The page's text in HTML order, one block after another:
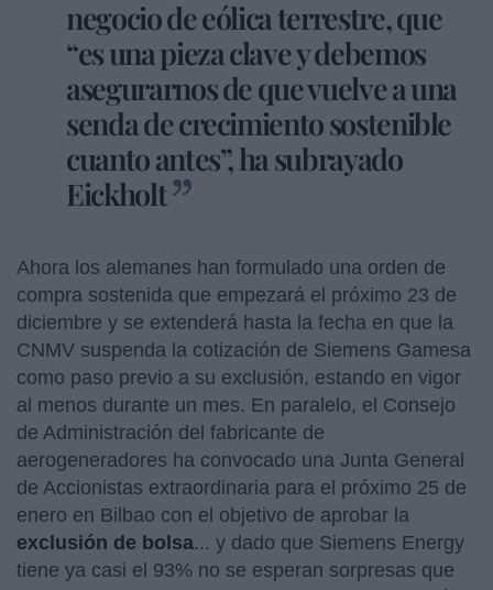
negocio de eólica terrestre, que
“es una pieza clave y debemos
asegurarnos de que vuelve a una
senda de crecimiento sostenible
cuanto antes”, ha subrayado
Eickholt
Ahora los alemanes han formulado una orden de
compra sostenida que empezará el próximo 23 de
diciembre y se extenderá hasta la fecha en que la
CNMV suspenda la cotización de Siemens Gamesa
como paso previo a su exclusión, estando en vigor
al menos durante un mes. En paralelo, el Consejo
de Administración del fabricante de
aerogeneradores ha convocado una Junta General
de Accionistas extraordinaria para el próximo 25 de
enero en Bilbao con el objetivo de aprobar la
exclusión de bolsa... y dado que Siemens Energy
tiene ya casi el 93% no se esperan sorpresas que